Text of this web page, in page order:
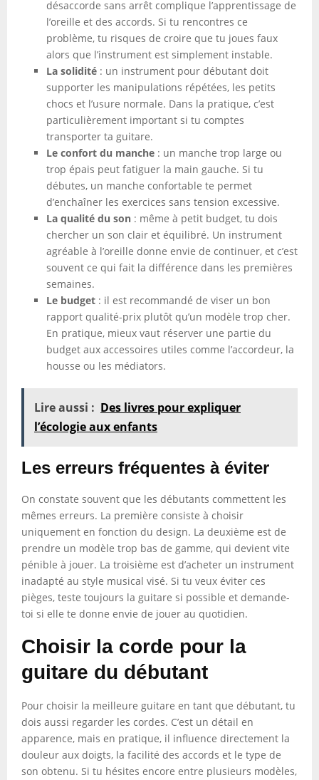
désaccorde sans arrêt complique l’apprentissage de
l’oreille et des accords. Si tu rencontres ce
problème, tu risques de croire que tu joues faux
alors que l’instrument est simplement instable.
La solidité : un instrument pour débutant doit
supporter les manipulations répétées, les petits
chocs et l’usure normale. Dans la pratique, c’est
particulièrement important si tu comptes
transporter ta guitare.
Le confort du manche : un manche trop large ou
trop épais peut fatiguer la main gauche. Si tu
débutes, un manche confortable te permet
d’enchaîner les exercices sans tension excessive.
La qualité du son : même à petit budget, tu dois
chercher un son clair et équilibré. Un instrument
agréable à l’oreille donne envie de continuer, et c’est
souvent ce qui fait la différence dans les premières
semaines.
Le budget : il est recommandé de viser un bon
rapport qualité-prix plutôt qu’un modèle trop cher.
En pratique, mieux vaut réserver une partie du
budget aux accessoires utiles comme l’accordeur, la
housse ou les médiators.
Lire aussi : Des livres pour expliquer
l’écologie aux enfants
Les erreurs fréquentes à éviter
On constate souvent que les débutants commettent les
mêmes erreurs. La première consiste à choisir
uniquement en fonction du design. La deuxième est de
prendre un modèle trop bas de gamme, qui devient vite
pénible à jouer. La troisième est d’acheter un instrument
inadapté au style musical visé. Si tu veux éviter ces
pièges, teste toujours la guitare si possible et demande-
toi si elle te donne envie de jouer au quotidien.
Choisir la corde pour la
guitare du débutant
Pour choisir la meilleure guitare en tant que débutant, tu
dois aussi regarder les cordes. C’est un détail en
apparence, mais en pratique, il influence directement la
douleur aux doigts, la facilité des accords et le type de
son obtenu. Si tu hésites encore entre plusieurs modèles,